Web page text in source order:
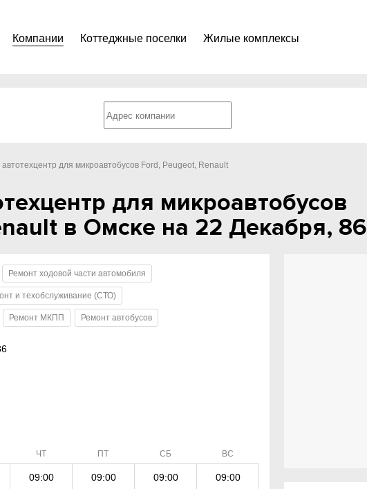
Компании Коттеджные поселки Жилые комплексы
для микроавтобусов Ford, Peugeot, Renault
для микроавтобусов
в Омске на 22 Декабря, 86
Ремонт ходовой части автомобиля
и техобслуживание (СТО)
Ремонт МКПП Ремонт автобусов
ЧТ ПТ СБ ВС
09:00 09:00 09:00 09:00